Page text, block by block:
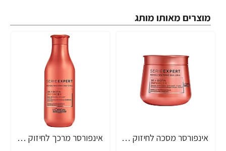
מוצרים מאותו מותג
אינפורסר מסכה לחיזוק סיב השערה SERIE EXPERT ביוטין 250 מ"ל - מבית לוריאל פרופסיונל אינפורסר מרכך לחיזוק סיב השערה SERIE EXPERT ביוטין 200 מ"ל - מבית לוריאל פרופסיונל